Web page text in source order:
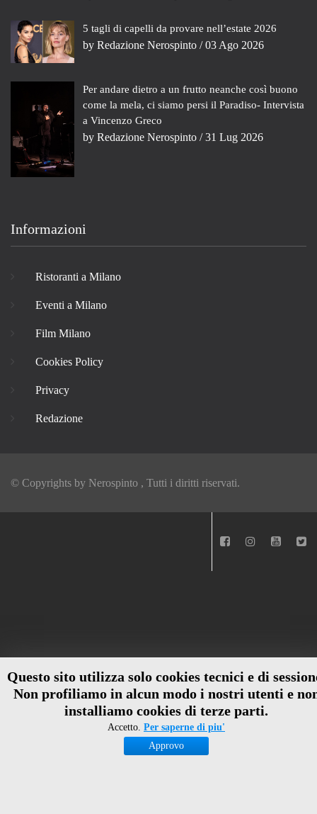
Questo sito utilizza solo cookies tecnici e di
Non profiliamo in alcun modo i nostri utenti e
installiamo cookies di terze parti.
Accetto. Per saperne di piu'
Approvo
5 tagli di capelli da provare nell’estate 2026
by Redazione Nerospinto / 03 Ago 2026
Per andare dietro a un frutto neanche così buono
come la mela, ci siamo persi il Paradiso- Intervista
a Vincenzo Greco
by Redazione Nerospinto / 31 Lug 2026
Informazioni
Ristoranti a Milano
Eventi a Milano
Film Milano
Cookies Policy
Privacy
Redazione
© Copyrights by Nerospinto , Tutti i diritti riservati.